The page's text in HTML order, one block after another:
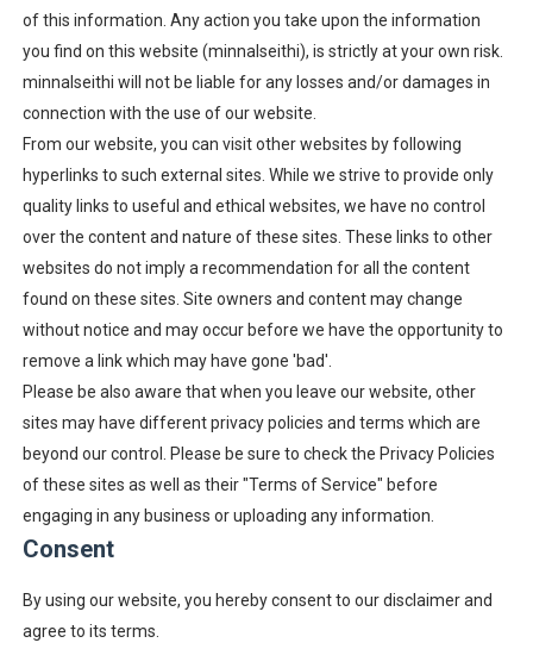
of this information. Any action you take upon the information
you find on this website (minnalseithi), is strictly at your own risk.
minnalseithi will not be liable for any losses and/or damages in
connection with the use of our website.
From our website, you can visit other websites by following
hyperlinks to such external sites. While we strive to provide only
quality links to useful and ethical websites, we have no control
over the content and nature of these sites. These links to other
websites do not imply a recommendation for all the content
found on these sites. Site owners and content may change
without notice and may occur before we have the opportunity to
remove a link which may have gone 'bad'.
Please be also aware that when you leave our website, other
sites may have different privacy policies and terms which are
beyond our control. Please be sure to check the Privacy Policies
of these sites as well as their "Terms of Service" before
engaging in any business or uploading any information.
Consent
By using our website, you hereby consent to our disclaimer and
agree to its terms.